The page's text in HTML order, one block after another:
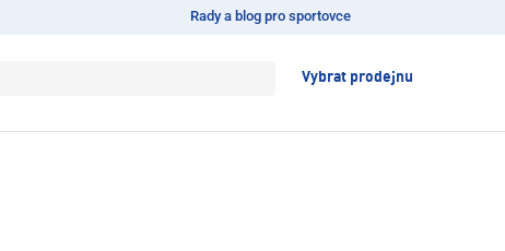
Rady a blog pro sportovce
Vybrat prodejnu